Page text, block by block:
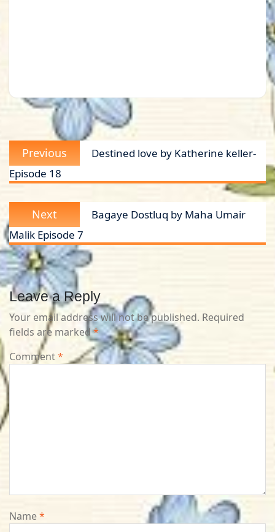
Post
navigation
Previous
post:
Destined love by Katherine keller-
Episode 18
Next
post:
Bagaye Dostluq by Maha Umair
Malik Episode 7
Leave a Reply
Your email address will not be published. Required
fields are marked*
Comment*
Name*